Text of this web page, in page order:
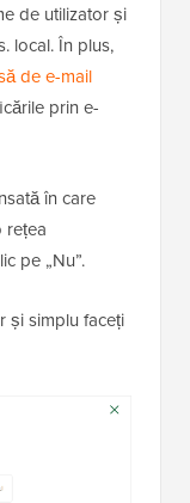
de utilizator și
local. În plus,
de e-mail
prin e-
în care
rețea
pe „Nu”.
și simplu faceți